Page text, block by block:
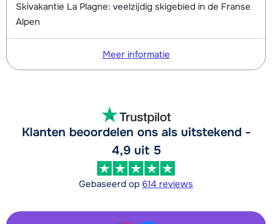
Skivakantie La Plagne: veelzijdig skigebied in de Franse
Alpen
Meer informatie
Klanten beoordelen ons als uitstekend -
4,9 uit 5
Gebaseerd op 614 reviews